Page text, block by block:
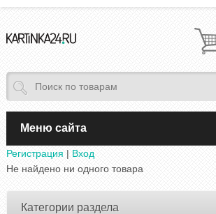
Меню сайта
Регистрация | Вход
Не найдено ни одного товара
Категории раздела